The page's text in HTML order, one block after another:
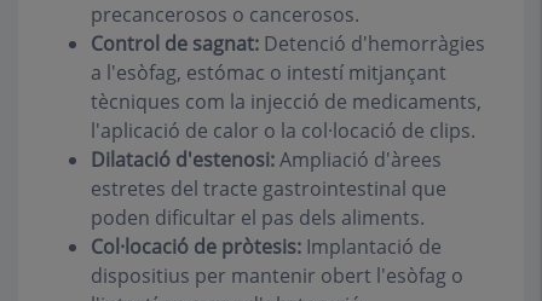
precancerosos o cancerosos.
Control de sagnat: Detenció d'hemorràgies
a l'esòfag, estómac o intestí mitjançant
tècniques com la injecció de medicaments,
l'aplicació de calor o la col·locació de clips.
Dilatació d'estenosi:Ampliació d'àrees
estretes del tracte gastrointestinal que
poden dificultar el pas dels aliments.
Col·locació de pròtesis: Implantació de
dispositius per mantenir obert l'esòfag o